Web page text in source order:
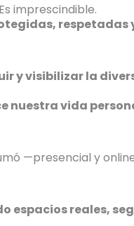
imprescindible.
respetadas
y visibilizar la
nuestra vida
—presencial y
espacios reales,